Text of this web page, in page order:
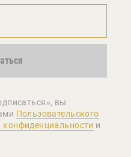
вы
Пользовательского
конфиденциальности и